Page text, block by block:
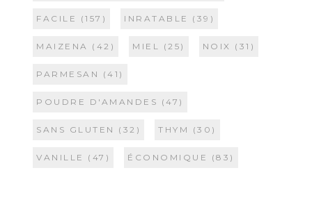
FACILE (157) INRATABLE (39)
MAIZENA (42) MIEL (25) NOIX (31)
PARMESAN (41)
POUDRE D'AMANDES (47)
SANS GLUTEN (32) THYM (30)
VANILLE (47) ÉCONOMIQUE (83)